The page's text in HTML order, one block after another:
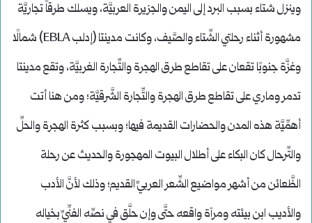
وينزل شتاء بسبب البرد إلى اليمن والجزيرة العربيَّة، ويسلك طرقاً تجاريَّة
مشهورة أثناء رحلتي الشِّتاء والصَّيف، وكانت مدينتا (إدلب EBLA) شمالًا
وغزَّة جنوبًا تقعان على تقاطع طرق الهجرة والتِّجارة الغربيَّة، وتقع مدينتا
تدمر وماري على تقاطع طرق الهجرة والتِّجارة الشَّرقيَّة؛ ومن هنا أتت
أهمِّيَّة هذه المدن والحضارات القديمة فيها؛ وبسبب كثرة الهجرة والحلِّ
والتِّرحال كان البكاء على أطلال البيوت المهجورة والحديث عن رحلة
الظَّعائن من أشهر مواضيع الشِّعر العربيِّ القديم؛ وذلك لأنَّ الأدب
والأديب ابن بيئته ومرآة واقعه حتَّى وإن حلَّق في نصِّه الفنِّيِّ بخياله